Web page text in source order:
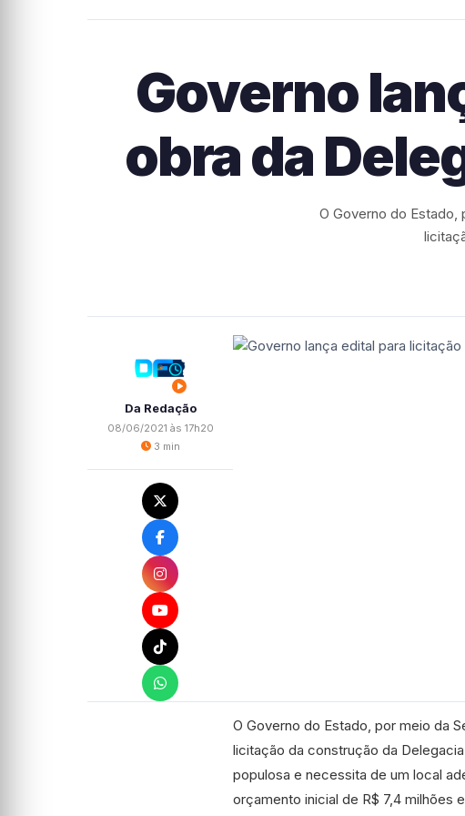
Governo
obra da
O Governo do Estado,
Da Redação
08/06/2021 às 17h20
3 min
O Governo do Estado, por meio da
licitação da construção da
populosa e necessita de um local
orçamento inicial de R$ 7,4 milhões